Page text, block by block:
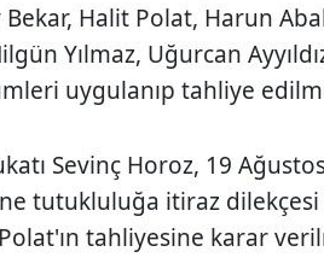
Halit Polat, Harun
Yılmaz, Uğurcan
uygulanıp tahliye
Sevinç Horoz, 19
tutukluluğa itiraz
tahliyesine karar